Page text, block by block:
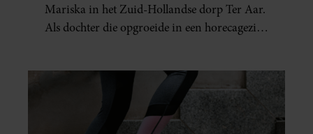
Mariska in het Zuid-Hollandse dorp Ter Aar.
Als dochter die opgroeide in een horecagezin